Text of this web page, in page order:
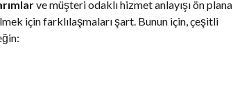
ve müşteri odaklı hizmet anlayışı ön plana
için farklılaşmaları şart. Bunun için, çeşitli